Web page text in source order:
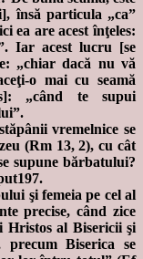
însă particula „ca”
ea are acest înţeles:
Iar acest lucru [se
„chiar dacă nu vă
o mai cu seamă
„când te supui
vremelnice se
(Rm 13, 2), cu cât
supune bărbatului?
şi femeia pe cel al
precise, când zice
Hristos al Bisericii şi
Biserica se